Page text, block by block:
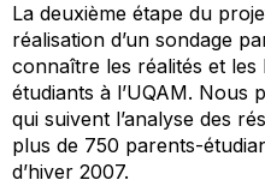
La deuxième étape du
réalisation d’un sondage
connaître les réalités et les
étudiants à l’UQAM. Nous
qui suivent l’analyse des
plus de 750 parents-
d’hiver 2007.